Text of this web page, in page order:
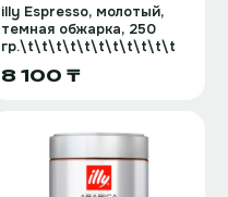
illy Espresso, молотый,
темная обжарка, 250
гр.\t\t\t\t\t\t\t\t\t\t\t
8 100 ₸